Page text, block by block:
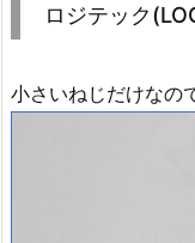
ロジテック
小さいねじだけなの